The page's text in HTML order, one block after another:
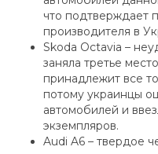
что подтверждает
производителя в
Skoda Octavia –
заняла третье
принадлежит все
потому украинцы
автомобилей и
экземпляров.
Audi A6 – твердое